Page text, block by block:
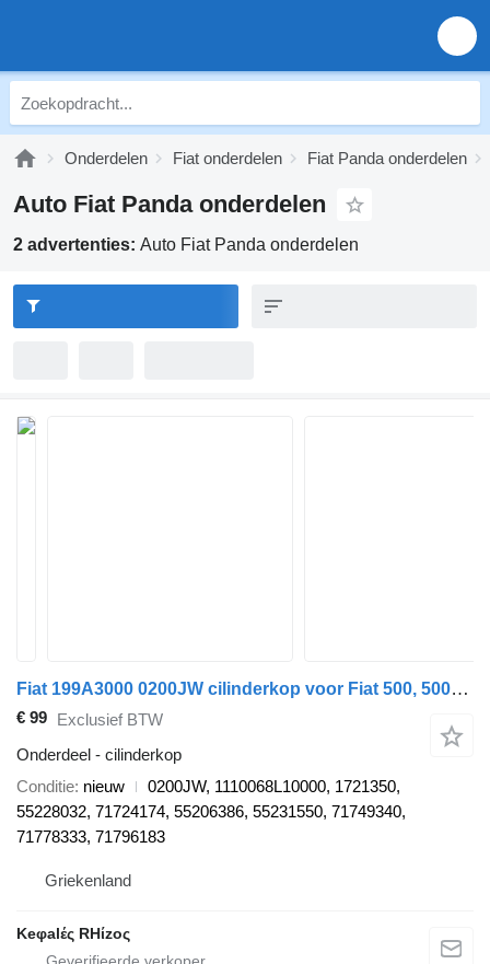
Onderdelen Fiat onderdelen Fiat Panda onderdelen
Auto Fiat Panda onderdelen
2 advertenties: Auto Fiat Panda onderdelen
Fiat 199A3000 0200JW cilinderkop voor Fiat 500, 500L, DOBLO, FIORINO, GRANDE PUNTO, LINEA, PANDA, PUNTO, STRADA, TIPO auto
€ 99 Exclusief BTW
Onderdeel - cilinderkop
Conditie nieuw
0200JW, 1110068L10000, 1721350,
55228032, 71724174, 55206386, 55231550, 71749340,
71778333, 71796183
Griekenland
Keφalές RHίzoς